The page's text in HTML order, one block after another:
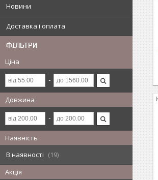
Новини
Доставка і оплата
ФІЛЬТРИ
Ціна
Довжина
Наявність
В наявності
19
Акція